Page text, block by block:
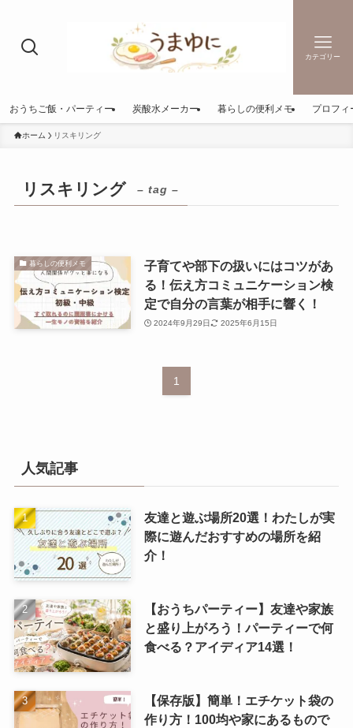
カテゴリー
おうちご飯・パーティー 炭酸水メーカー 暮らしの便利メモ プロフィ
ホーム リスキリング
リスキリング – tag –
暮らしの便利メモ
子育てや部下の扱いにはコツがあ
る！伝え方コミュニケーション検
定で自分の言葉が相手に響く！
2024年9月29日 2025年6月15日
1
人気記事
友達と遊ぶ場所20選！わたしが実
際に遊んだおすすめの場所を紹
介！
【おうちパーティー】友達や家族
と盛り上がろう！パーティーで何
食べる？アイディア14選！
【保存版】簡単！エチケット袋の
作り方！100均や家にあるもので